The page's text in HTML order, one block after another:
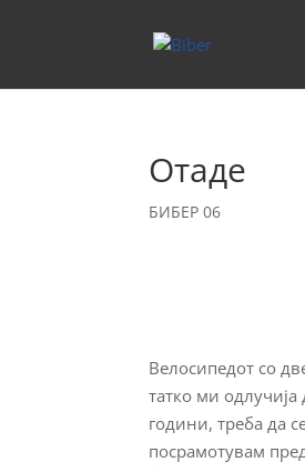
Отаде
БИБЕР 06
Велосипедот со
татко ми
години, треба да
посрамотувам